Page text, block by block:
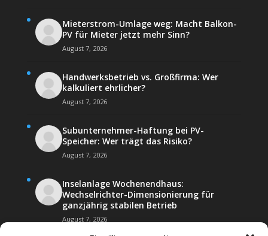
Mieterstrom-Umlage weg: Macht Balkon-
PV für Mieter jetzt mehr Sinn?
August 7, 2026
Handwerksbetrieb vs. Großfirma: Wer
kalkuliert ehrlicher?
August 7, 2026
Subunternehmer-Haftung bei PV-
Speicher: Wer trägt das Risiko?
August 7, 2026
Inselanlage Wochenendhaus:
Wechselrichter-Dimensionierung für
ganzjährig stabilen Betrieb
August 7, 2026